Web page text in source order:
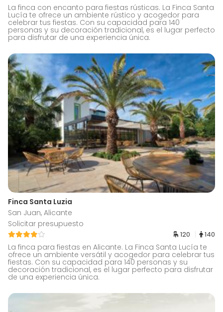
La finca con encanto para fiestas rústicas. La Finca Santa
Lucía te ofrece un ambiente rústico y acogedor para
celebrar tus fiestas. Con su capacidad para 140
personas y su decoración tradicional, es el lugar perfecto
para disfrutar de una experiencia única.
Finca Santa Luzia
San Juan, Alicante
Solicitar presupuesto
120 140
La finca para fiestas en Alicante. La Finca Santa Lucía te
ofrece un ambiente versátil y acogedor para celebrar tus
fiestas. Con su capacidad para 140 personas y su
decoración tradicional, es el lugar perfecto para disfrutar
de una experiencia única.